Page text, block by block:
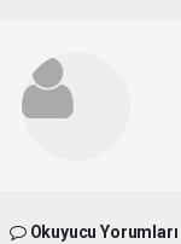
Okuyucu Yorumları